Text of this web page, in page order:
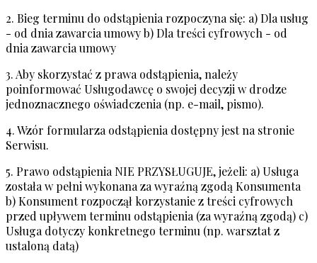
2. Bieg terminu do odstąpienia rozpoczyna się: a) Dla usług
- od dnia zawarcia umowy b) Dla treści cyfrowych - od
dnia zawarcia umowy
3. Aby skorzystać z prawa odstąpienia, należy
poinformować Usługodawcę o swojej decyzji w drodze
jednoznacznego oświadczenia (np. e-mail, pismo).
4. Wzór formularza odstąpienia dostępny jest na stronie
Serwisu.
5. Prawo odstąpienia NIE PRZYSŁUGUJE, jeżeli: a) Usługa
została w pełni wykonana za wyraźną zgodą Konsumenta
b) Konsument rozpoczął korzystanie z treści cyfrowych
przed upływem terminu odstąpienia (za wyraźną zgodą) c)
Usługa dotyczy konkretnego terminu (np. warsztat z
ustaloną datą)